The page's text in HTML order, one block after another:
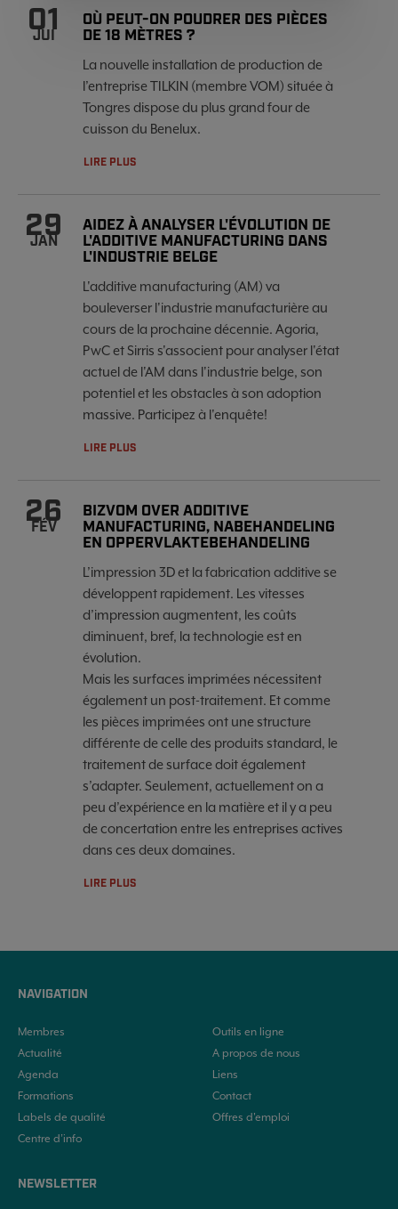
01
JUI
OÙ PEUT-ON POUDRER DES PIÈCES
DE 18 MÈTRES ?
La nouvelle installation de production de
l’entreprise TILKIN (membre VOM) située à
Tongres dispose du plus grand four de
cuisson du Benelux.
LIRE PLUS
29
JAN
AIDEZ À ANALYSER L'ÉVOLUTION DE
L'ADDITIVE MANUFACTURING DANS
L'INDUSTRIE BELGE
L'additive manufacturing (AM) va
bouleverser l'industrie manufacturière au
cours de la prochaine décennie. Agoria,
PwC et Sirris s'associent pour analyser l'état
actuel de l'AM dans l'industrie belge, son
potentiel et les obstacles à son adoption
massive. Participez à l'enquête!
LIRE PLUS
26
FÉV
BIZVOM OVER ADDITIVE
MANUFACTURING, NABEHANDELING
EN OPPERVLAKTEBEHANDELING
L’impression 3D et la fabrication additive se
développent rapidement. Les vitesses
d’impression augmentent, les coûts
diminuent, bref, la technologie est en
évolution.
Mais les surfaces imprimées nécessitent
également un post-traitement. Et comme
les pièces imprimées ont une structure
différente de celle des produits standard, le
traitement de surface doit également
s’adapter. Seulement, actuellement on a
peu d’expérience en la matière et il y a peu
de concertation entre les entreprises actives
dans ces deux domaines.
LIRE PLUS
NAVIGATION
Membres
Actualité
Agenda
Formations
Labels de qualité
Centre d’info
Outils en ligne
A propos de nous
Liens
Contact
Offres d'emploi
NEWSLETTER